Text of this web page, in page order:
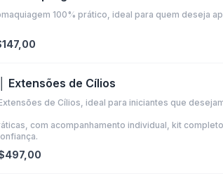
100% prático, ideal para quem deseja
Extensões de Cílios
de Cílios, ideal para iniciantes que
com acompanhamento individual, kit